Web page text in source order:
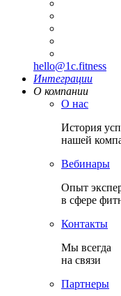
hello@1c.fitness
Интеграции
О компании
О нас
История
нашей
Вебинары
Опыт
в сфере
Контакты
Мы всегда
на связи
Партнеры